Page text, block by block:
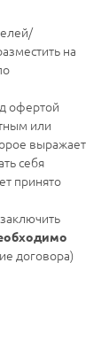
на
офертой
или
выражает
себя
принято
договора)